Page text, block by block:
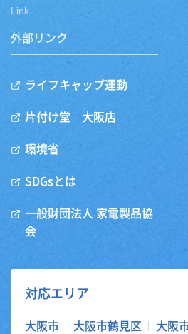
Link
外部リンク
ライフキャップ運動
片付け堂 大阪店
環境省
SDGsとは
一般財団法人 家電製品協
会
対応エリア
大阪市 大阪市鶴見区
大阪